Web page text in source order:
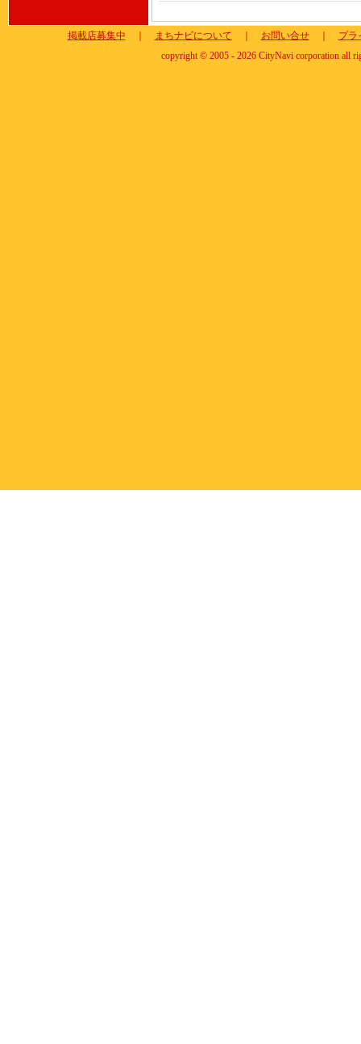
掲載店募集中 まちナビについて お問い合せ｜
プラ
copyright © 2005 - 2026 CityNavi corporation all